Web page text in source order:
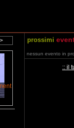
prossimi
nessun evento in
:: il